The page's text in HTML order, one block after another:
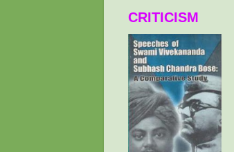
CRITICISM